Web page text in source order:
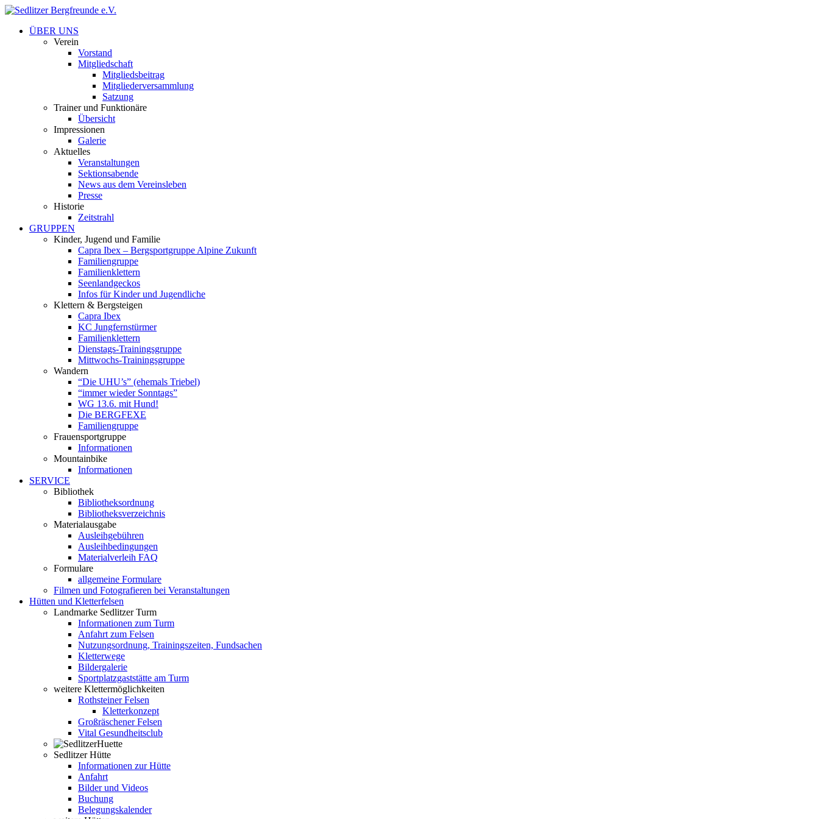
ÜBER UNS
Verein
Vorstand
Mitgliedschaft
Mitgliedsbeitrag
Mitgliederversammlung
Satzung
Trainer und Funktionäre
Übersicht
Impressionen
Galerie
Aktuelles
Veranstaltungen
Sektionsabende
News aus dem Vereinsleben
Presse
Historie
Zeitstrahl
GRUPPEN
Kinder, Jugend und Familie
Capra Ibex – Bergsportgruppe Alpine Zukunft
Familiengruppe
Familienklettern
Seenlandgeckos
Infos für Kinder und Jugendliche
Klettern & Bergsteigen
Capra Ibex
KC Jungfernstürmer
Familienklettern
Dienstags-Trainingsgruppe
Mittwochs-Trainingsgruppe
Wandern
“Die UHU’s” (ehemals Triebel)
“immer wieder Sonntags”
WG 13.6. mit Hund!
Die BERGFEXE
Familiengruppe
Frauensportgruppe
Informationen
Mountainbike
Informationen
SERVICE
Bibliothek
Bibliotheksordnung
Bibliotheksverzeichnis
Materialausgabe
Ausleihgebühren
Ausleihbedingungen
Materialverleih FAQ
Formulare
allgemeine Formulare
Filmen und Fotografieren bei Veranstaltungen
Hütten und Kletterfelsen
Landmarke Sedlitzer Turm
Informationen zum Turm
Anfahrt zum Felsen
Nutzungsordnung, Trainingszeiten, Fundsachen
Kletterwege
Bildergalerie
Sportplatzgaststätte am Turm
weitere Klettermöglichkeiten
Rothsteiner Felsen
Kletterkonzept
Großräschener Felsen
Vital Gesundheitsclub
Sedlitzer Hütte
Informationen zur Hütte
Anfahrt
Bilder und Videos
Buchung
Belegungskalender